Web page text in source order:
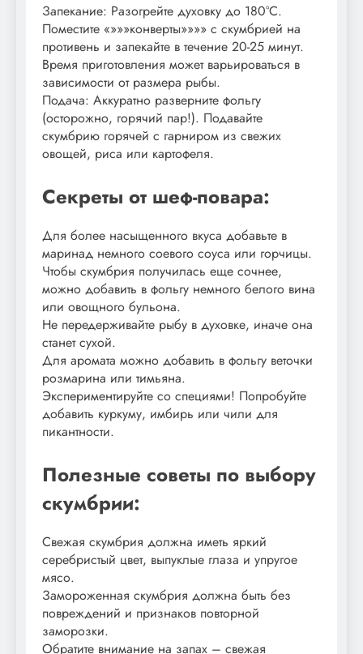
Запекание: Разогрейте духовку до 180°C.
Поместите «»»»конверты»»»» с скумбрией на
противень и запекайте в течение 20-25 минут.
Время приготовления может варьироваться в
зависимости от размера рыбы.
Подача: Аккуратно разверните фольгу
(осторожно, горячий пар!). Подавайте
скумбрию горячей с гарниром из свежих
овощей, риса или картофеля.
Секреты от шеф-повара:
Для более насыщенного вкуса добавьте в
маринад немного соевого соуса или горчицы.
Чтобы скумбрия получилась еще сочнее,
можно добавить в фольгу немного белого вина
или овощного бульона.
Не передерживайте рыбу в духовке, иначе она
станет сухой.
Для аромата можно добавить в фольгу веточки
розмарина или тимьяна.
Экспериментируйте со специями! Попробуйте
добавить куркуму, имбирь или чили для
пикантности.
Полезные советы по выбору
скумбрии:
Свежая скумбрия должна иметь яркий
серебристый цвет, выпуклые глаза и упругое
мясо.
Замороженная скумбрия должна быть без
повреждений и признаков повторной
заморозки.
Обратите внимание на запах – свежая